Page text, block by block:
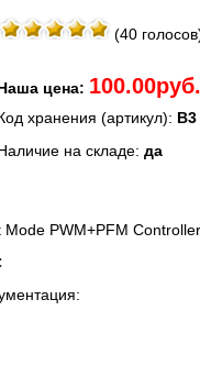
(40
цена: 100.00руб.
хранения (артикул): B3
на складе: да
PWM+PFM